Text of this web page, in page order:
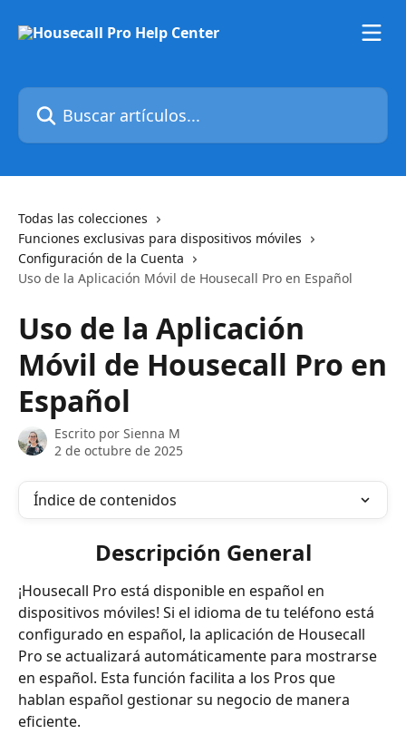
Buscar artículos...
Todas las colecciones
Funciones exclusivas para dispositivos móviles
Configuración de la Cuenta
Uso de la Aplicación Móvil de Housecall Pro en Español
Uso de la Aplicación
Móvil de Housecall Pro en
Español
Escrito por Sienna M
2 de octubre de 2025
Índice de contenidos
Descripción General
¡Housecall Pro está disponible en español en
dispositivos móviles! Si el idioma de tu teléfono está
configurado en español, la aplicación de Housecall
Pro se actualizará automáticamente para mostrarse
en español. Esta función facilita a los Pros que
hablan español gestionar su negocio de manera
eficiente.